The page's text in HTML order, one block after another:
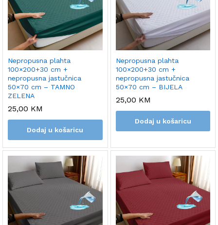
Nepropusna plahta
100×200+30 cm +
nepropusna jastučnica
50×70 cm – TAMNO
ZELENA
25,00 KM
Dodaj u košaricu
Nepropusna plahta
100×200+30 cm +
nepropusna jastučnica
50×70 cm – BIJELA
25,00 KM
Dodaj u košaricu